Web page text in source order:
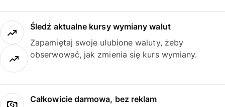
Śledź aktualne kursy wymiany walut
Zapamiętaj swoje ulubione waluty, żeby
obserwować, jak zmienia się kurs wymiany.
Całkowicie darmowa, bez reklam